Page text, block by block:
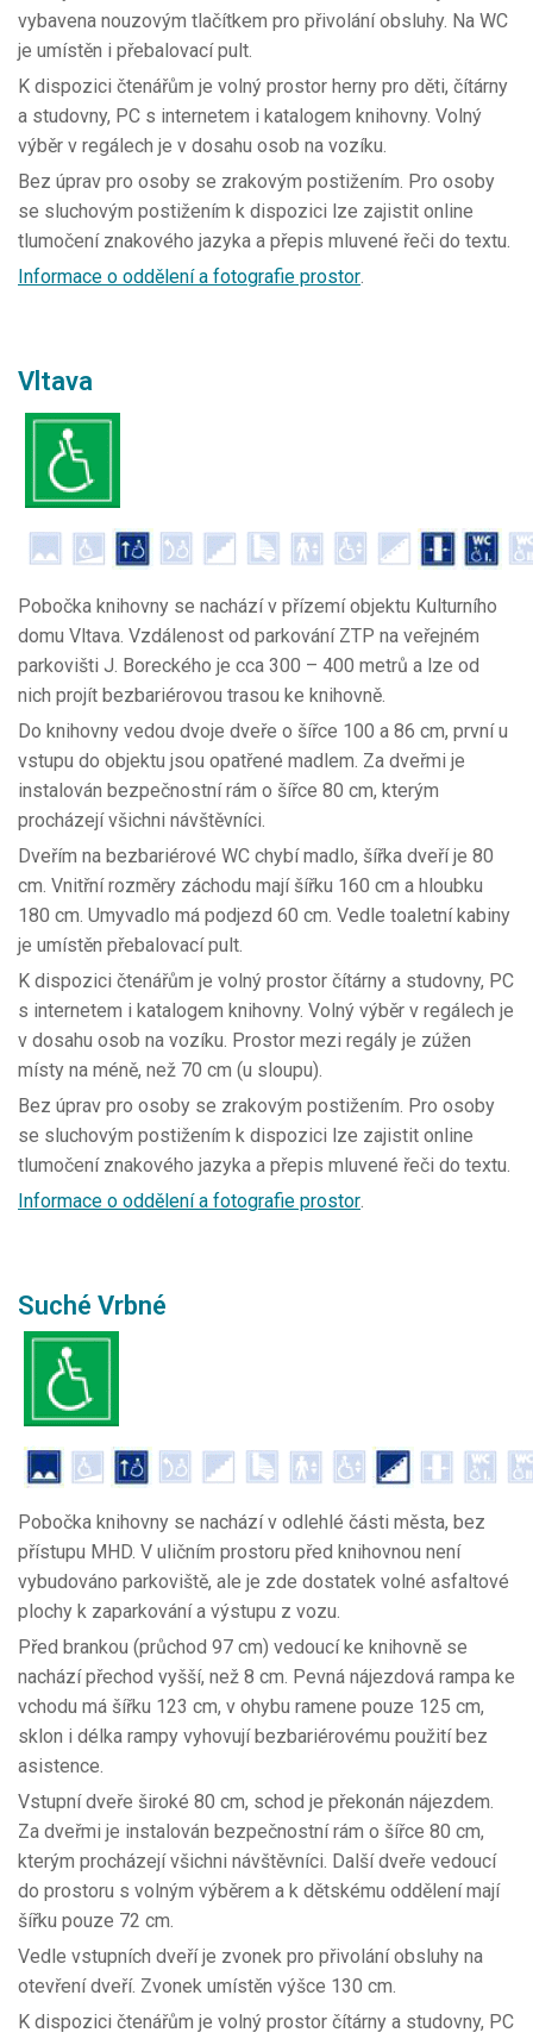
vybavena nouzovým tlačítkem pro přivolání obsluhy. Na WC
je umístěn i přebalovací pult.
K dispozici čtenářům je volný prostor herny pro děti, čítárny
a studovny, PC s internetem i katalogem knihovny. Volný
výběr v regálech je v dosahu osob na vozíku.
Bez úprav pro osoby se zrakovým postižením. Pro osoby
se sluchovým postižením k dispozici lze zajistit online
tlumočení znakového jazyka a přepis mluvené řeči do textu.
Informace o oddělení a fotografie prostor.
Vltava
Pobočka knihovny se nachází v přízemí objektu Kulturního
domu Vltava. Vzdálenost od parkování ZTP na veřejném
parkovišti J. Boreckého je cca 300 – 400 metrů a lze od
nich projít bezbariérovou trasou ke knihovně.
Do knihovny vedou dvoje dveře o šířce 100 a 86 cm, první u
vstupu do objektu jsou opatřené madlem. Za dveřmi je
instalován bezpečnostní rám o šířce 80 cm, kterým
procházejí všichni návštěvníci.
Dveřím na bezbariérové WC chybí madlo, šířka dveří je 80
cm. Vnitřní rozměry záchodu mají šířku 160 cm a hloubku
180 cm. Umyvadlo má podjezd 60 cm. Vedle toaletní kabiny
je umístěn přebalovací pult.
K dispozici čtenářům je volný prostor čítárny a studovny, PC
s internetem i katalogem knihovny. Volný výběr v regálech je
v dosahu osob na vozíku. Prostor mezi regály je zúžen
místy na méně, než 70 cm (u sloupu).
Bez úprav pro osoby se zrakovým postižením. Pro osoby
se sluchovým postižením k dispozici lze zajistit online
tlumočení znakového jazyka a přepis mluvené řeči do textu.
Informace o oddělení a fotografie prostor.
Suché Vrbné
Pobočka knihovny se nachází v odlehlé části města, bez
přístupu MHD. V uličním prostoru před knihovnou není
vybudováno parkoviště, ale je zde dostatek volné asfaltové
plochy k zaparkování a výstupu z vozu.
Před brankou (průchod 97 cm) vedoucí ke knihovně se
nachází přechod vyšší, než 8 cm. Pevná nájezdová rampa ke
vchodu má šířku 123 cm, v ohybu ramene pouze 125 cm,
sklon i délka rampy vyhovují bezbariérovému použití bez
asistence.
Vstupní dveře široké 80 cm, schod je překonán nájezdem.
Za dveřmi je instalován bezpečnostní rám o šířce 80 cm,
kterým procházejí všichni návštěvníci. Další dveře vedoucí
do prostoru s volným výběrem a k dětskému oddělení mají
šířku pouze 72 cm.
Vedle vstupních dveří je zvonek pro přivolání obsluhy na
otevření dveří. Zvonek umístěn výšce 130 cm.
K dispozici čtenářům je volný prostor čítárny a studovny, PC